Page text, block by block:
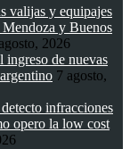
valijas y equipajes
y Buenos
2026
de nuevas
7 agosto,
infracciones
opero la low cost